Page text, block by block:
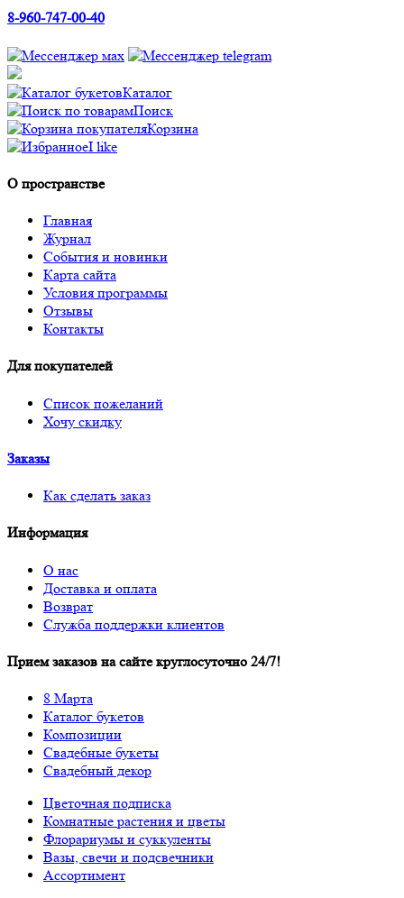
8-960-747-00-40
Каталог
Поиск
Корзина
I like
О пространстве
Главная
Журнал
События и новинки
Карта сайта
Условия программы
Отзывы
Контакты
Для покупателей
Список пожеланий
Хочу скидку
Заказы
Как сделать заказ
Информация
О нас
Доставка и оплата
Возврат
Служба поддержки клиентов
Прием заказов на сайте круглосуточно 24/7!
8 Марта
Каталог букетов
Композиции
Свадебные букеты
Свадебный декор
Цветочная подписка
Комнатные растения и цветы
Флорариумы и суккуленты
Вазы, свечи и подсвечники
Ассортимент